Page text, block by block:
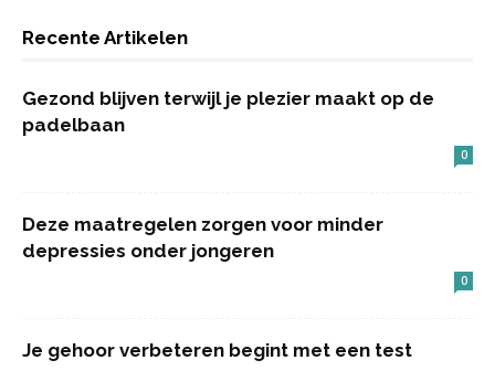
Recente Artikelen
Gezond blijven terwijl je plezier maakt op de
padelbaan
0
Deze maatregelen zorgen voor minder
depressies onder jongeren
0
Je gehoor verbeteren begint met een test